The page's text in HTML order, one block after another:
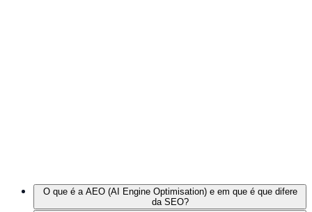
O que é a AEO (AI Engine Optimisation) e em que é que difere
da SEO?